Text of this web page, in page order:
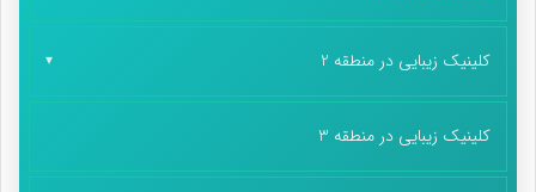
کلینیک زیبایی در منطقه 2
کلینیک زیبایی در منطقه 3